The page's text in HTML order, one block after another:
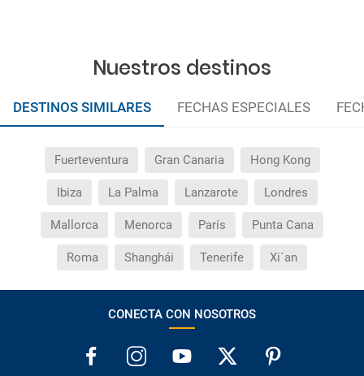
traslados?
Nuestros destinos
DESTINOS SIMILARES FECHAS ESPECIALES
Fuerteventura Gran Canaria Hong Kong
Ibiza La Palma Lanzarote Londres
Mallorca Menorca París Punta Cana
Roma Shanghái Tenerife Xi´an
CONECTA CON NOSOTROS